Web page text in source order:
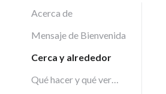
Acerca de
Mensaje de Bienvenida
Cerca y alrededor
Qué hacer y qué ver…